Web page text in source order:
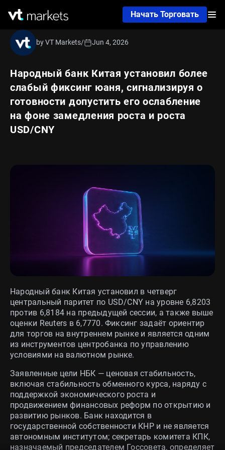
Начать Торговать
Народный банк Китая установил более
слабый фиксинг юаня, сигнализируя о
готовности допустить его ослабление
на фоне замедления роста и роста
USD/CNY
by VT Markets/ Jun 4, 2026
Народный банк Китая установил в четверг
центральный паритет по USD/CNY на уровне 6,8203
против 6,8184 на предыдущей сессии, а также выше
оценки Reuters в 6,7770. Фиксинг задаёт ориентир
для торгов на внутреннем рынке и является одним
из инструментов центробанка по управлению
условиями на валютном рынке.
Заявленные цели НБК — ценовая стабильность,
включая стабильность обменного курса, наряду с
поддержкой экономического роста и
продвижением финансовых реформ по открытию и
развитию рынков. Банк находится в
государственной собственности КНР и не является
автономным институтом; секретарь комитета КПК,
назначаемый председателем Госсовета, определяет